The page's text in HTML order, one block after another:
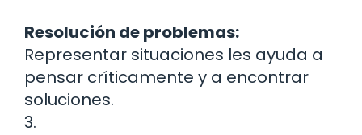
Resolución de problemas:
Representar situaciones les ayuda a
pensar críticamente y a encontrar
soluciones.
3.